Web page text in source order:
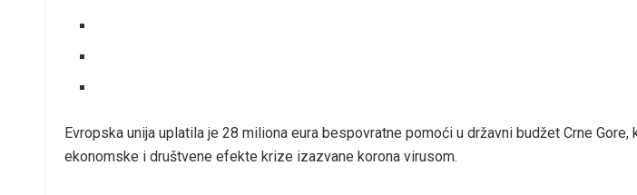
Evropska unija uplatila je 28 miliona eura bespovratne pomoći u državni budžet Crne Gore,
ekonomske i društvene efekte krize izazvane korona virusom.